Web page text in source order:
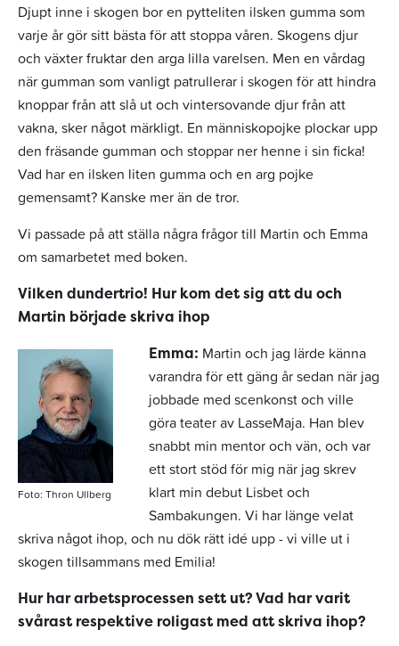
Djupt inne i skogen bor en pytteliten ilsken gumma som
varje år gör sitt bästa för att stoppa våren. Skogens djur
och växter fruktar den arga lilla varelsen. Men en vårdag
när gumman som vanligt patrullerar i skogen för att hindra
knoppar från att slå ut och vintersovande djur från att
vakna, sker något märkligt. En människopojke plockar upp
den fräsande gumman och stoppar ner henne i sin ficka!
Vad har en ilsken liten gumma och en arg pojke
gemensamt? Kanske mer än de tror.
Vi passade på att ställa några frågor till Martin och Emma
om samarbetet med boken.
Vilken dundertrio! Hur kom det sig att du och
Martin började skriva ihop
Foto: Thron Ullberg
Emma: Martin och jag lärde känna
varandra för ett gäng år sedan när jag
jobbade med scenkonst och ville
göra teater av LasseMaja. Han blev
snabbt min mentor och vän, och var
ett stort stöd för mig när jag skrev
klart min debut Lisbet och
Sambakungen. Vi har länge velat
skriva något ihop, och nu dök rätt idé upp - vi ville ut i
skogen tillsammans med Emilia!
Hur har arbetsprocessen sett ut? Vad har varit
svårast respektive roligast med att skriva ihop?